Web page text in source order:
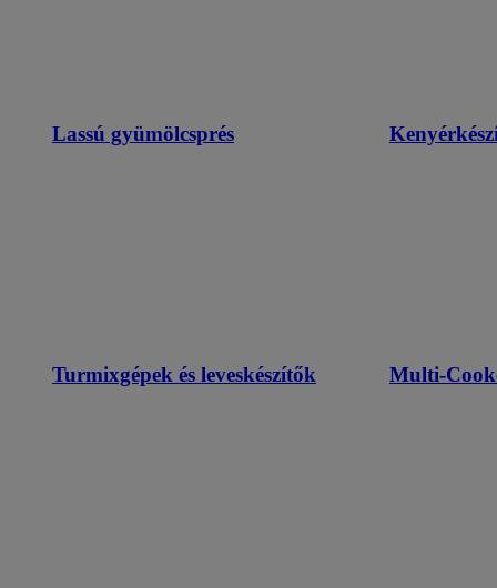
Lassú gyümölcsprés
Turmixgépek és leveskészítők Multi-